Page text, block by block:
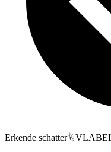
Erkende schatter